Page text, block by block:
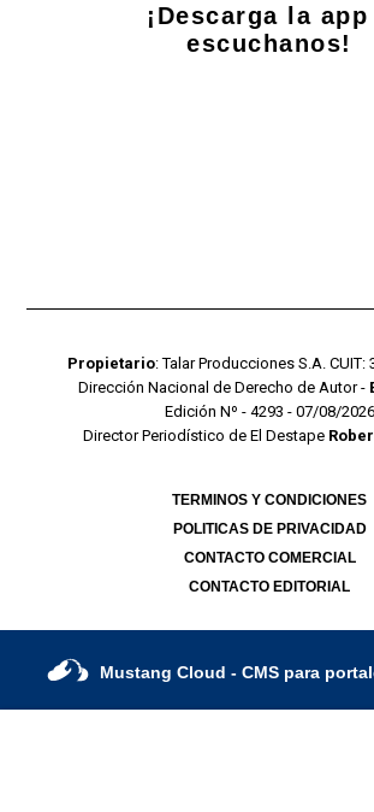
¡Descarga la app
escuchanos!
Propietario: Talar Producciones S.A. CUIT:
Dirección Nacional de Derecho de Autor -
Edición Nº - 4293 - 07/08/2026
Director Periodístico de El Destape
TERMINOS Y CONDICIONES
POLITICAS DE PRIVACIDAD
CONTACTO COMERCIAL
CONTACTO EDITORIAL
Mustang Cloud - CMS para